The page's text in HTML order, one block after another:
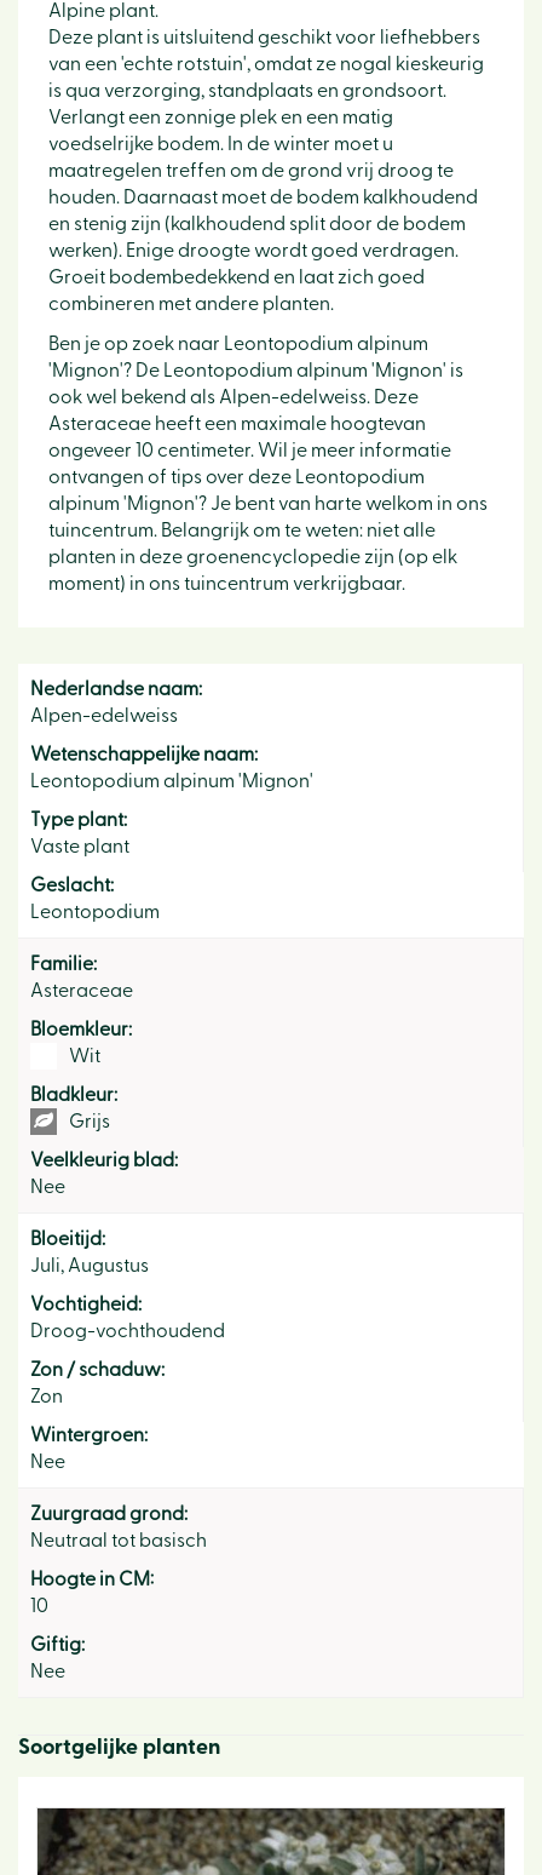
Alpine plant.
Deze plant is uitsluitend geschikt voor liefhebbers
van een 'echte rotstuin', omdat ze nogal kieskeurig
is qua verzorging, standplaats en grondsoort.
Verlangt een zonnige plek en een matig
voedselrijke bodem. In de winter moet u
maatregelen treffen om de grond vrij droog te
houden. Daarnaast moet de bodem kalkhoudend
en stenig zijn (kalkhoudend split door de bodem
werken). Enige droogte wordt goed verdragen.
Groeit bodembedekkend en laat zich goed
combineren met andere planten.
Ben je op zoek naar Leontopodium alpinum
'Mignon'? De Leontopodium alpinum 'Mignon' is
ook wel bekend als Alpen-edelweiss. Deze
Asteraceae heeft een maximale hoogtevan
ongeveer 10 centimeter. Wil je meer informatie
ontvangen of tips over deze Leontopodium
alpinum 'Mignon'? Je bent van harte welkom in ons
tuincentrum. Belangrijk om te weten: niet alle
planten in deze groenencyclopedie zijn (op elk
moment) in ons tuincentrum verkrijgbaar.
Nederlandse naam:
Alpen-edelweiss
Wetenschappelijke naam:
Leontopodium alpinum 'Mignon'
Type plant:
Vaste plant
Geslacht:
Leontopodium
Familie:
Asteraceae
Bloemkleur:
Wit
Bladkleur:
Grijs
Veelkleurig blad:
Nee
Bloeitijd:
Juli, Augustus
Vochtigheid:
Droog-vochthoudend
Zon / schaduw:
Zon
Wintergroen:
Nee
Zuurgraad grond:
Neutraal tot basisch
Hoogte in CM:
10
Giftig:
Nee
Soortgelijke planten